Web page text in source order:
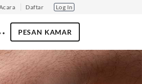
Daftar Log In
PESAN KAMAR